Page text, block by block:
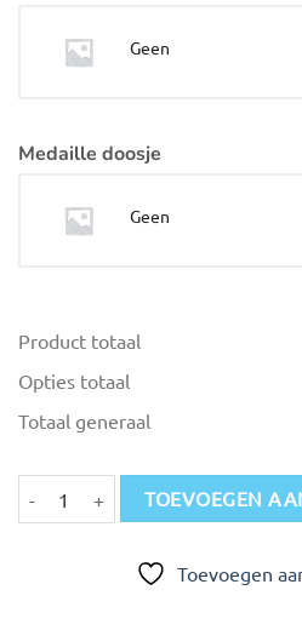
Geen
Medaille doosje
Geen
Product totaal
Opties totaal
Totaal generaal
Medailles M 323 Ø 5 cm aantal
TOEVOEGEN
Toevoegen